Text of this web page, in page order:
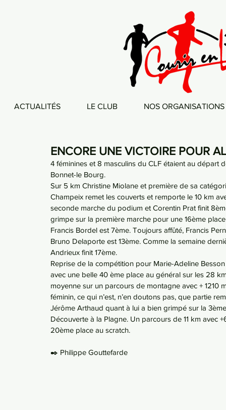
ACTUALITÉS LE CLUB NOS ORGANISATIONS
ENCORE UNE VICTOIRE POUR
4 féminines et 8 masculins du CLF étaient au
Bonnet-le Bourg.
Sur 5 km Christine Miolane et première de sa
Champeix remet les couverts et remporte le 10 km
seconde marche du podium et Corentin Prat finit
grimpe sur la première marche pour une 16ème
Francis Bordel est 7ème. Toujours affûté, Francis
Bruno Delaporte est 13ème. Comme la semaine
Andrieux finit 17ème.
Reprise de la compétition pour Marie-Adeline
avec une belle 40 ème place au général sur les 28
moyenne sur un parcours de montagne avec +
féminin, ce qui n’est, n’en doutons pas, que partie
Jérôme Arthaud quant à lui a bien grimpé sur la
Découverte à la Plagne. Un parcours de 11 km avec
20ème place au scratch.
✒️ Philippe Gouttefarde